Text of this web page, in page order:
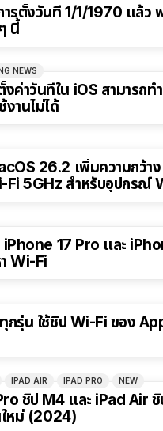
รตั้งวันที่ 1/1/1970 แล้ว
นี้
NEWS
ค่าวันที่ใน iOS สามารถท
านไม่ได้
26.2 เพิ่มความกว้าง
5GHz สำหรับอุปกรณ์
iPhone 17 Pro และ
Wi-Fi
กรุ่น ใช้ชิป Wi-Fi ของ
IPAD AIR IPAD PRO NEW
ชิป M4 และ iPad Air
หม่ (2024)